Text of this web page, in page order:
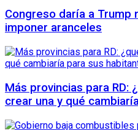
Congreso daría a Trump
imponer aranceles
Más provincias para RD:
crear una y qué